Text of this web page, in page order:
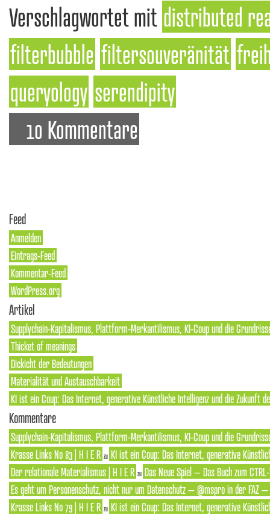
Verschlagwortet mit distributed
filterbubble filtersouveränität
queryology serendipity
10 Kommentare
Feed
Anmelden
Eintrags-Feed
Kommentar-Feed
WordPress.org
Artikel
Supplychain-Kapitalismus, Plattform-Merkantilismus, KI-Coup und die
Thicket of meanings
Dickicht der Bedeutungen
Materialität und Austauschbarkeit
KI ist ein Coup: Das Internet, generative Künstliche Intelligenz und die Zukunft
Kommentare
Supplychain-Kapitalismus, Plattform-Merkantilismus, KI-Coup und die
Krasse Links No 83 | H I E R zu KI ist ein Coup: Das Internet, generative
Der relationale Materialismus | H I E R zu Das Neue Spiel – Das Buch zum
Es geht um Personenschutz, nicht nur um Datenschutz – @mspro in der FAZ
Krasse Links No 79 | H I E R zu KI ist ein Coup: Das Internet, generative